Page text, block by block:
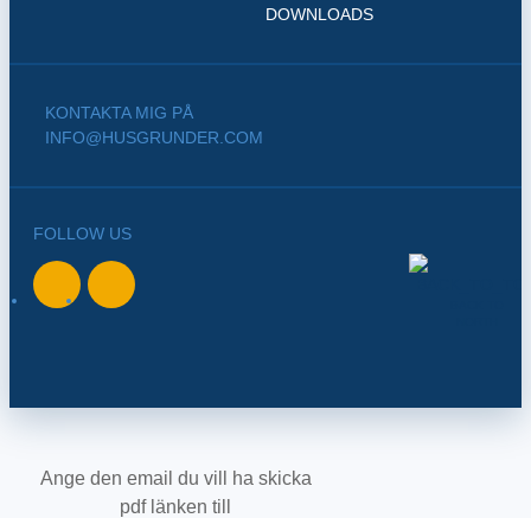
DOWNLOADS
KONTAKTA MIG PÅ
INFO@HUSGRUNDER.COM
FOLLOW US
Ange den email du vill ha skicka
pdf länken till